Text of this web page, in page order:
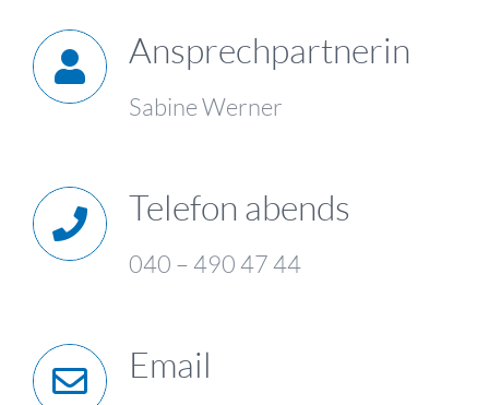
Ansprechpartnerin
Sabine Werner
Telefon abends
040 – 490 47 44
Email